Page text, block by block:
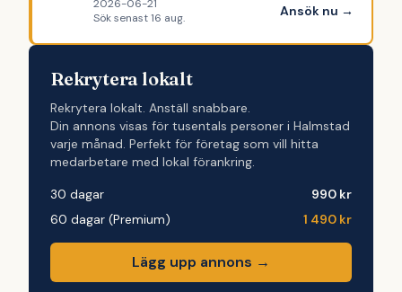
2026-06-21
Sök senast16 aug. Ansök nu →
Rekrytera lokalt
Rekrytera lokalt. Anställ snabbare.
Din annons visas för tusentals personer i Halmstad
varje månad. Perfekt för företag som vill hitta
medarbetare med lokal förankring.
30 dagar
990 kr
60 dagar (Premium)
1 490 kr
Lägg upp annons →